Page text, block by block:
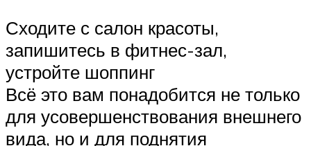
Сходите с салон красоты,
запишитесь в фитнес-зал,
устройте шоппинг
Всё это вам понадобится не только
для усовершенствования внешнего
вида, но и для поднятия